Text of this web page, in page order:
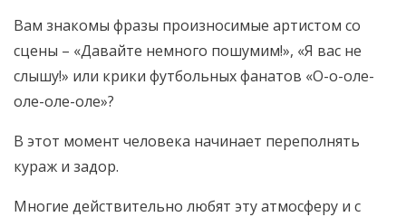
Вам знакомы фразы произносимые артистом со
сцены – «Давайте немного пошумим!», «Я вас не
слышу!» или крики футбольных фанатов «О-о-оле-
оле-оле-оле»?
В этот момент человека начинает переполнять
кураж и задор.
Многие действительно любят эту атмосферу и с